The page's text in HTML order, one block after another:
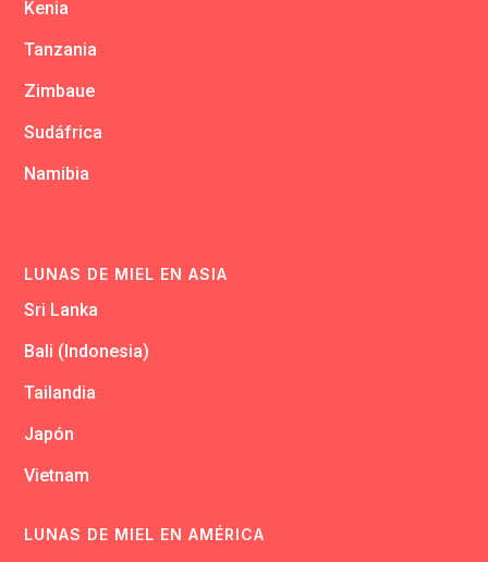
Kenia
Tanzania
Zimbaue
Sudáfrica
Namibia
LUNAS DE MIEL EN ASIA
Sri Lanka
Bali (Indonesia)
Tailandia
Japón
Vietnam
LUNAS DE MIEL EN AMÉRICA